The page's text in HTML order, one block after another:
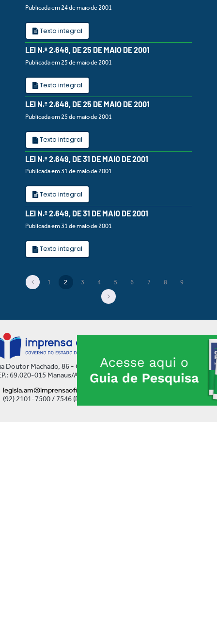
Publicada em 24 de maio de 2001
Texto integral
LEI N.º 2.648, DE 25 DE MAIO DE 2001
Publicada em 25 de maio de 2001
Texto integral
LEI N.º 2.648, DE 25 DE MAIO DE 2001
Publicada em 25 de maio de 2001
Texto integral
LEI N.º 2.649, DE 31 DE MAIO DE 2001
Publicada em 31 de maio de 2001
Texto integral
LEI N.º 2.649, DE 31 DE MAIO DE 2001
Publicada em 31 de maio de 2001
Texto integral
1 2(current)
3 4 5 6 7 8 9
Doutor Machado, 86 - Centro
69.020-015 Manaus/AM
legisla.am@imprensaoficial.am.gov.br
(92) 2101-7500 / 7546 (Ramal)